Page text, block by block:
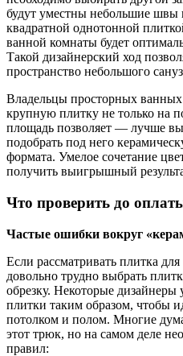
будут уместны небольшие швы
квадратной однотонной
ванной комнаты будет
Такой дизайнерский ход
пространство небольшого
Владельцы просторных ванных
крупную плитку не только на
площадь позволяет — лучше
подобрать под него
формата. Умелое сочетание
получить выигрышный
Что проверить до
Частые ошибки вокруг
Если рассматривать плитка
довольно трудно выбрать
обрезку. Некоторые
плитки таким образом, чтобы
потолком и полом. Многие
этот трюк, но на самом деле
правил: